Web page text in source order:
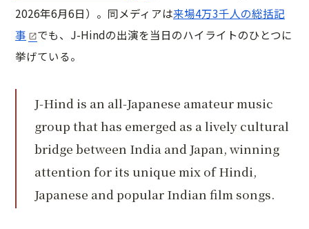
2026年6月6日）。同メディアは来場4万3千人の総括記
事
でも、J-Hindの出演を当日のハイライトのひとつに
挙げている。
J-Hind is an all-Japanese amateur music
group that has emerged as a lively cultural
bridge between India and Japan, winning
attention for its unique mix of Hindi,
Japanese and popular Indian film songs.